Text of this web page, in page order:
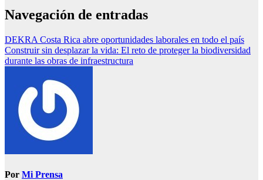
Navegación de entradas
DEKRA Costa Rica abre oportunidades laborales en todo el país
Construir sin desplazar la vida: El reto de proteger la biodiversidad
durante las obras de infraestructura
Por Mi Prensa